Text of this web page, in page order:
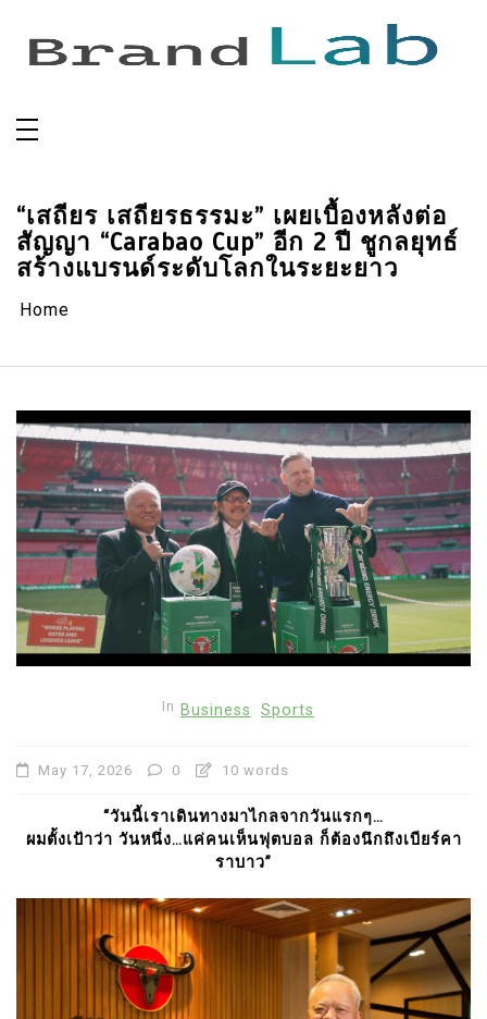
content
“เสถียร เสถียรธรรมะ” เผยเบื้องหลังต่อ
สัญญา “Carabao Cup” อีก 2 ปี ชูกลยุทธ์
สร้างแบรนด์ระดับโลกในระยะยาว
Home
In Business Sports
May 17, 2026 0 10 words
“วันนี้เราเดินทางมาไกลจากวันแรกๆ…
ผมตั้งเป้าว่า วันหนึ่ง…แค่คนเห็นฟุตบอล ก็ต้องนึกถึงเบียร์คา
ราบาว”